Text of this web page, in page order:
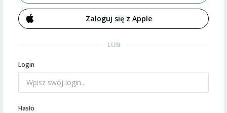
Zaloguj się z Apple
LUB
Login
Hasło